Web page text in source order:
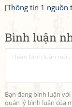
Bình luận
Bạn đang bình luận
quản lý bình luận của
[Thông tin 1 nguồn